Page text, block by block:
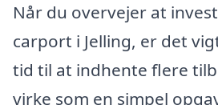
Når du overvejer at
carport i Jelling, er det
tid til at indhente flere
virke som en simpel